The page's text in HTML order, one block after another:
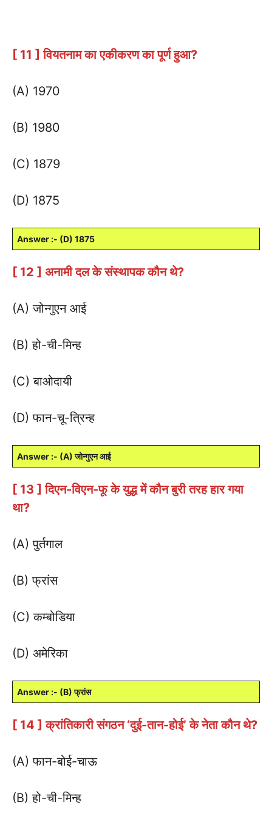
[ 11 ] वियतनाम का एकीकरण का पूर्ण हुआ?
(A) 1970
(B) 1980
(C) 1879
(D) 1875
Answer :- (D) 1875
[ 12 ] अनामी दल के संस्थापक कौन थे?
(A) जोन्गुएन आई
(B) हो-ची-मिन्ह
(C) बाओदायी
(D) फान-चू-त्रिन्ह
Answer :- (A) जोन्गुएन आई
[ 13 ] दिएन-विएन-फू के युद्ध में कौन बुरी तरह हार गया
था?
(A) पुर्तगाल
(B) फ्रांस
(C) कम्बोडिया
(D) अमेरिका
Answer :- (B) फ्रांस
[ 14 ] क्रांतिकारी संगठन ‘दुई-तान-होई’ के नेता कौन थे?
(A) फान-बोई-चाऊ
(B) हो-ची-मिन्ह